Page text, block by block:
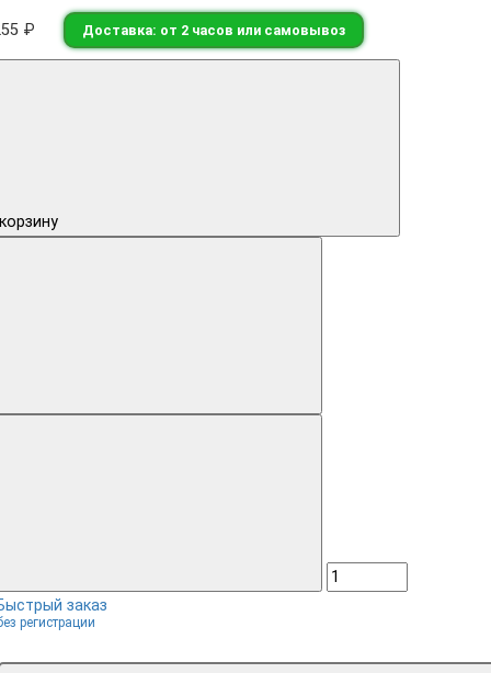
₽ Доставка: от 2 часов или самовывоз
заказ
регистрации